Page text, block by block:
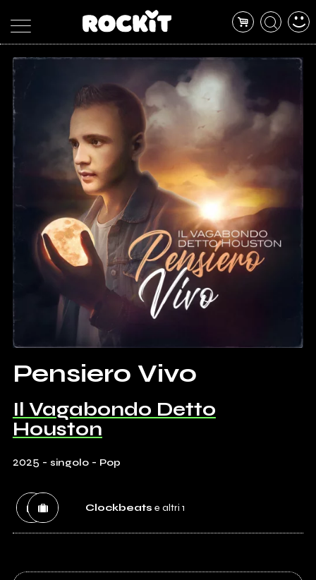
MAGAZINE
ARTICOLI
DATABASE
ARTISTI
CONCERTI
SHOP
RADIO
Pensiero Vivo
Il Vagabondo Detto
Houston
2025- singolo- Pop
Clockbeats e altri 1